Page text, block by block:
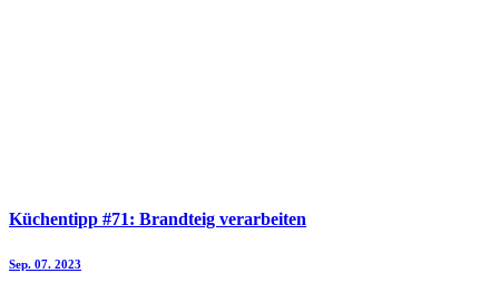
Küchentipp #71: Brandteig verarbeiten
Sep. 07. 2023